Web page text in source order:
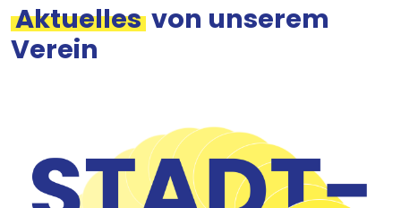
Aktuelles von unserem
Verein